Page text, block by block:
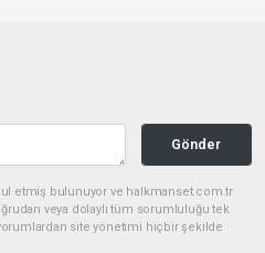
Gönder
etmiş bulunuyor ve halkmanset.com.tr
veya dolaylı tüm sorumluluğu tek
site yönetimi hiçbir şekilde